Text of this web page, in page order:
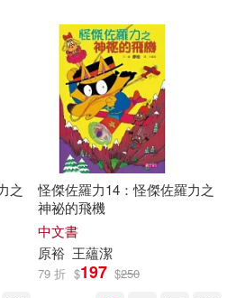
之
怪傑佐羅力14：怪傑佐羅力之
神祕的飛機
中文書
原裕 王蘊潔
79 折 $197 $250